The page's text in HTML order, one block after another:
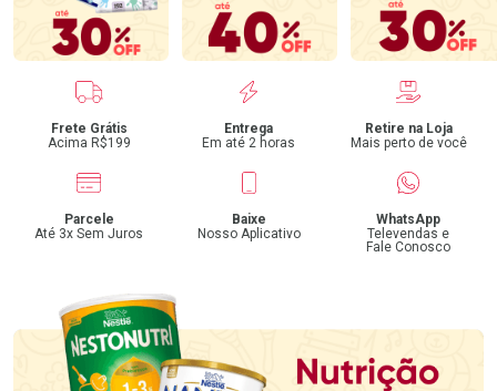
Benefícios
Frete Grátis
Acima R$199
Entrega
Em até 2 horas
Retire na Loja
Mais perto de você
Parcele
Até 3x Sem Juros
Baixe
Nosso Aplicativo
WhatsApp
Televendas e
Fale Conosco